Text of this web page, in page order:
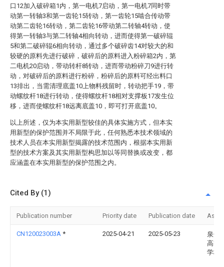
口12加入破碎箱1内，第一电机7启动，第一电机7同时带
动第一转轴3和第一齿轮15转动，第一齿轮15啮合传动带
动第二齿轮16转动，第二齿轮16带动第二转轴4转动，使
得第一转轴3与第二转轴4相向转动，进而使得第一破碎辊
5和第二破碎辊6相向转动，通过多个破碎齿14对较大的和
较硬的原料先进行破碎，破碎后的原料进入粉碎箱2内，第
二电机20启动，带动转杆8转动，进而带动粉碎刀9进行转
动，对破碎后的原料进行粉碎，粉碎后的原料可经出料口
13排出，当需清理底盖10上物料残留时，转动把手19，带
动螺纹杆18进行转动，使得螺纹杆18相对支撑板17发生位
移，进而使螺纹杆18远离底盖10，即可打开底盖10。
以上所述，仅为本实用新型较佳的具体实施方式，但本实
用新型的保护范围并不局限于此，任何熟悉本技术领域的
技术人员在本实用新型揭露的技术范围内，根据本实用新
型的技术方案及其实用新型构思加以等同替换或改变，都
应涵盖在本实用新型的保护范围之内。
Cited By (1)
Publication number Priority date Publication date
CN120023003A * 2025-04-21 2025-05-23
泉州
高等
学校